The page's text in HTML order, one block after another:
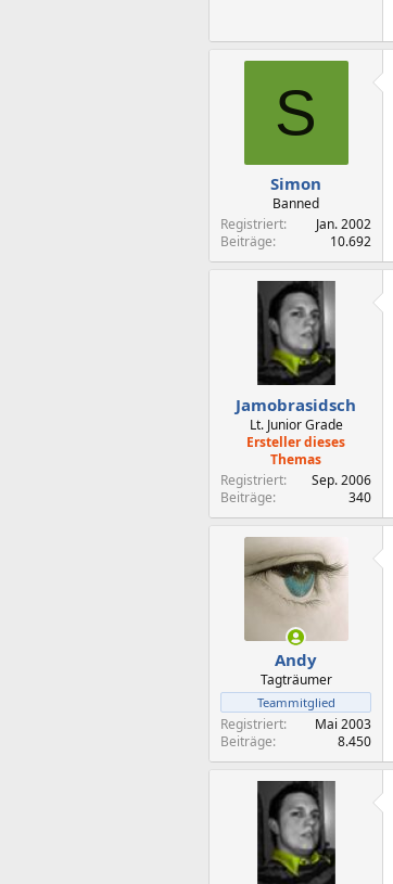
S
Simon
Banned
Registriert
Jan. 2002
Beiträge
10.692
Jamobrasidsch
Lt. Junior Grade
Ersteller dieses
Themas
Registriert
Sep. 2006
Beiträge
340
Andy
Tagträumer
Teammitglied
Registriert
Mai 2003
Beiträge
8.450